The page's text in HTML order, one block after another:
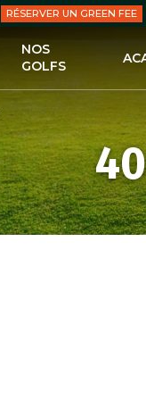
RÉSERVER UN GREEN FEE
NOS
GOLFS
LE